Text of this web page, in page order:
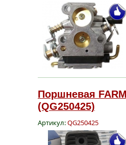
Поршневая
(QG250425)
Артикул:QG250425